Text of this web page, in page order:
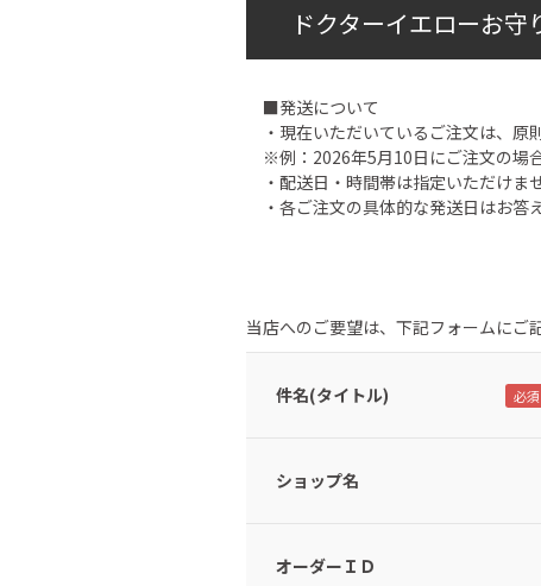
ドクターイエローお
■発送について
・現在いただいているご注文は、原
※例：2026年5月10日にご注文の場
・配送日・時間帯は指定いただけませ
・各ご注文の具体的な発送日はお答
当店へのご要望は、下記フォームにご
件名(タイトル)
ショップ名
オーダーＩＤ